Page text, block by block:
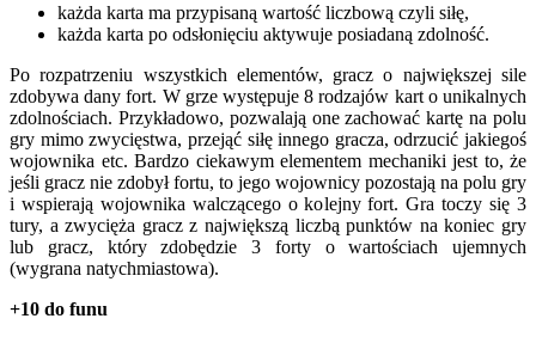
każda karta ma przypisaną wartość liczbową czyli siłę,
każda karta po odsłonięciu aktywuje posiadaną zdolność.
Po rozpatrzeniu wszystkich elementów, gracz o największej sile
zdobywa dany fort. W grze występuje 8 rodzajów kart o unikalnych
zdolnościach. Przykładowo, pozwalają one zachować kartę na polu
gry mimo zwycięstwa, przejąć siłę innego gracza, odrzucić jakiegoś
wojownika etc. Bardzo ciekawym elementem mechaniki jest to, że
jeśli gracz nie zdobył fortu, to jego wojownicy pozostają na polu gry
i wspierają wojownika walczącego o kolejny fort. Gra toczy się 3
tury, a zwycięża gracz z największą liczbą punktów na koniec gry
lub gracz, który zdobędzie 3 forty o wartościach ujemnych
(wygrana natychmiastowa).
+10 do funu